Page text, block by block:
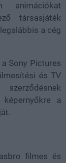
animációkat
társasjáték
a cég
Sony Pictures
és TV
a
filmes és